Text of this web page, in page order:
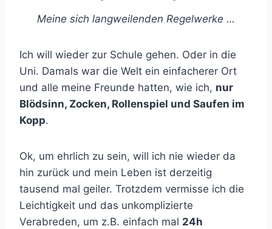
Meine sich langweilenden Regelwerke …
Ich will wieder zur Schule gehen. Oder in die
Uni. Damals war die Welt ein einfacherer Ort
und alle meine Freunde hatten, wie ich, nur
Blödsinn, Zocken, Rollenspiel und Saufen im
Kopp.
Ok, um ehrlich zu sein, will ich nie wieder da
hin zurück und mein Leben ist derzeitig
tausend mal geiler. Trotzdem vermisse ich die
Leichtigkeit und das unkomplizierte
Verabreden, um z.B. einfach mal 24h